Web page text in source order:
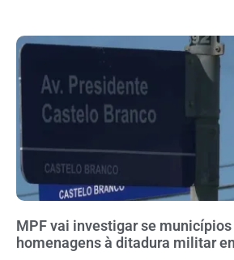
MPF vai investigar se
homenagens à ditadura militar